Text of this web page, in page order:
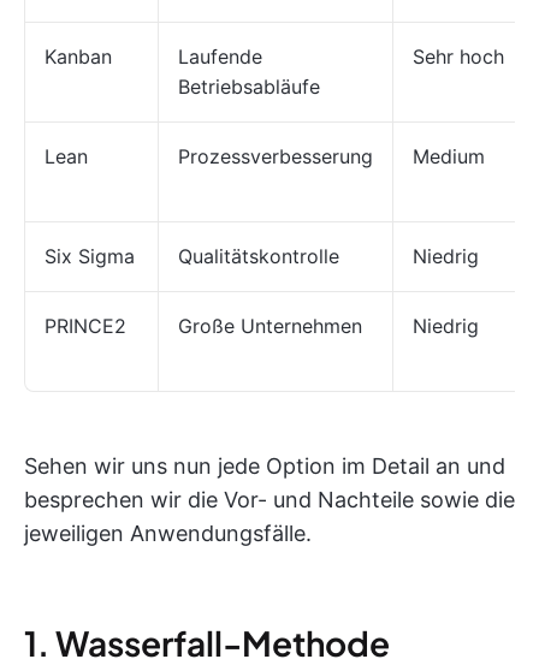
Kanban
Laufende
Betriebsabläufe
Sehr hoch
Lean Prozessverbesserung Medium
Six Sigma Qualitätskontrolle Niedrig
PRINCE2 Große Unternehmen Niedrig
Sehen wir uns nun jede Option im Detail an und
besprechen wir die Vor- und Nachteile sowie die
jeweiligen Anwendungsfälle.
1. Wasserfall-Methode